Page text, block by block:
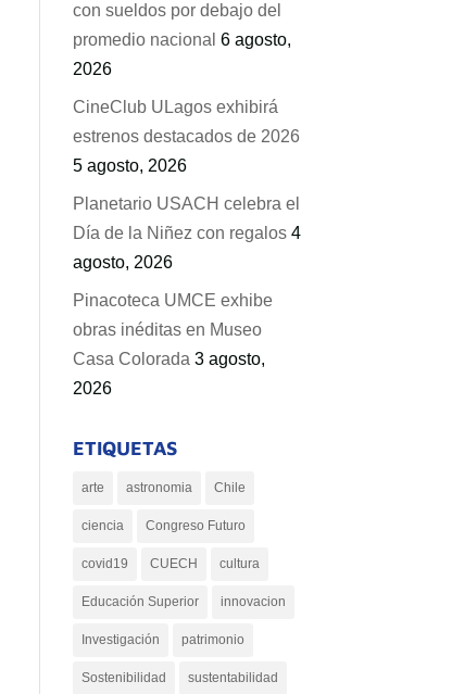
con sueldos por debajo del
promedio nacional 6 agosto,
2026
CineClub ULagos exhibirá
estrenos destacados de 2026
5 agosto, 2026
Planetario USACH celebra el
Día de la Niñez con regalos 4
agosto, 2026
Pinacoteca UMCE exhibe
obras inéditas en Museo
Casa Colorada 3 agosto,
2026
ETIQUETAS
arte astronomia Chile
ciencia Congreso Futuro
covid19 CUECH cultura
Educación Superior innovacion
Investigación patrimonio
Sostenibilidad sustentabilidad